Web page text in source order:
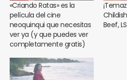
«Criando Ratas» es la
película del cine
neoquinqui que necesitas
ver ya (y que puedes ver
completamente gratis)
Beef,